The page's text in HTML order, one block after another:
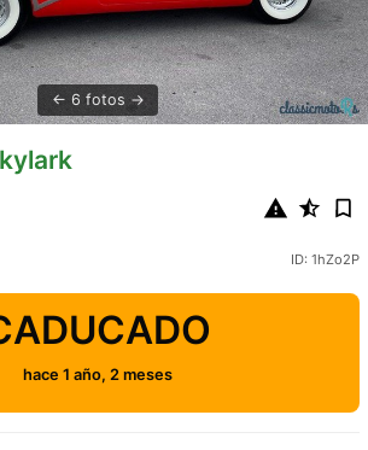
6 fotos
ID: 1hZo2P
hace 1 año, 2 meses